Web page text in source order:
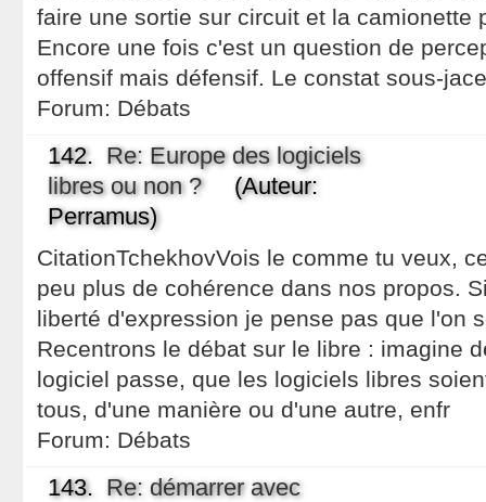
faire une sortie sur circuit et la camionette
Encore une fois c'est un question de
offensif mais défensif. Le constat sous-
Forum: Débats
142. Re: Europe des logiciels
libres ou non ?(Auteur:
Perramus)
CitationTchekhovVois le comme tu veux,
peu plus de cohérence dans nos propos.
liberté d'expression je pense pas que l'on
Recentrons le débat sur le libre : imagine
logiciel passe, que les logiciels libres
tous, d'une manière ou d'une autre, enfr
Forum: Débats
143. Re: démarrer avec